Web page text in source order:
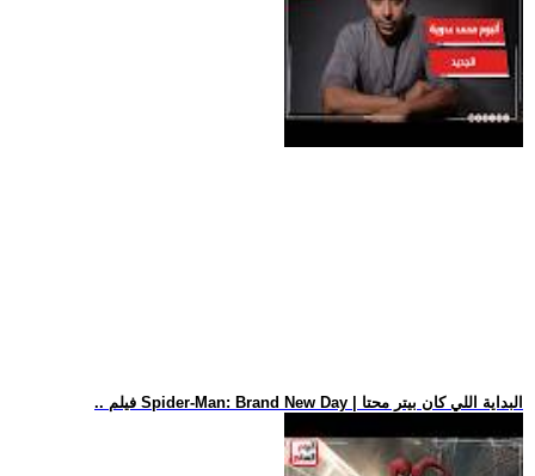
.. فيلم Spider-Man: Brand New Day | البداية اللي كان بيتر محتا